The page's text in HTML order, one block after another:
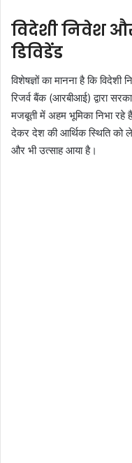
विदेशी निवेश
डिविडेंड
विशेषज्ञों का मानना है कि
रिजर्व बैंक (आरबीआई) द्वारा
मजबूती में अहम भूमिका निभा
देकर देश की आर्थिक स्थिति को
और भी उत्साह आया है।